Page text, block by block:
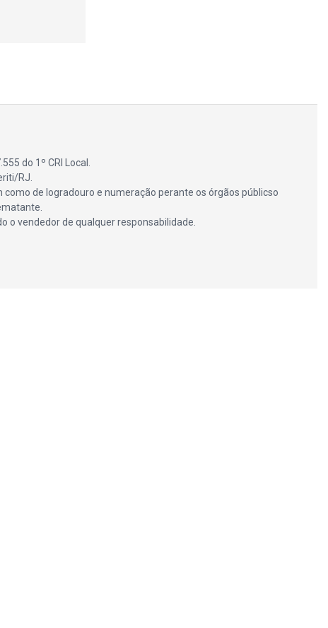
do 1º CRI Local.
RJ.
de logradouro e numeração perante os órgãos públicso
o vendedor de qualquer responsabilidade.